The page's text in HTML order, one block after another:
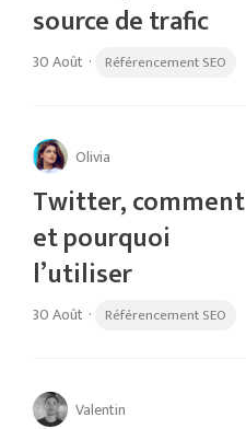
source de trafic
30 Août · Référencement SEO
Olivia
Twitter, comment
et pourquoi
l’utiliser
30 Août · Référencement SEO
Valentin